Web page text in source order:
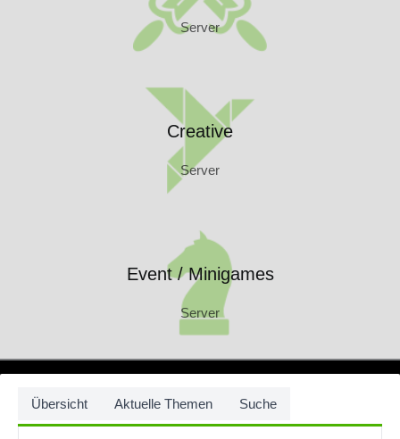
Server
Creative
Server
Creative
Server
Event / Minigames
Server
Event / Minigames
Server
Übersicht Aktuelle Themen Suche